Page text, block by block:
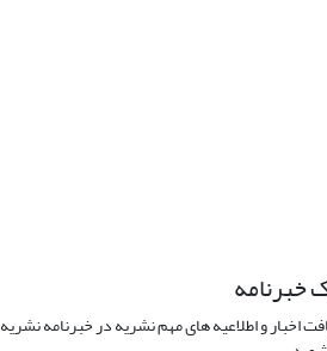
خبرنامه
اخبار و اطلاعیه های مهم نشریه در خبرنامه نشریه